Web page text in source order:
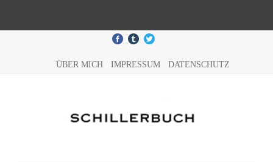
ÜBER MICH IMPRESSUM DATENSCHUTZ